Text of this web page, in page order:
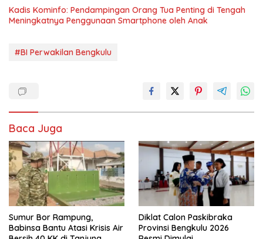
Kadis Kominfo: Pendampingan Orang Tua Penting di Tengah
Meningkatnya Penggunaan Smartphone oleh Anak
#BI Perwakilan Bengkulu
Baca Juga
Sumur Bor Rampung,
Babinsa Bantu Atasi Krisis Air
Diklat Calon Paskibraka
Provinsi Bengkulu 2026